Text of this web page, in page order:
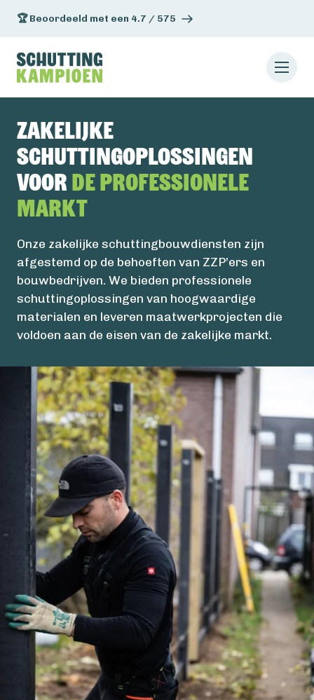
🏆 Beoordeeld met een 4.7 / 575
Zakelijke
schuttingoplossingen
voor de professionele
Markt
Onze zakelijke schuttingbouwdiensten zijn
afgestemd op de behoeften van ZZP’ers en
bouwbedrijven. We bieden professionele
schuttingoplossingen van hoogwaardige
materialen en leveren maatwerkprojecten die
voldoen aan de eisen van de zakelijke markt.